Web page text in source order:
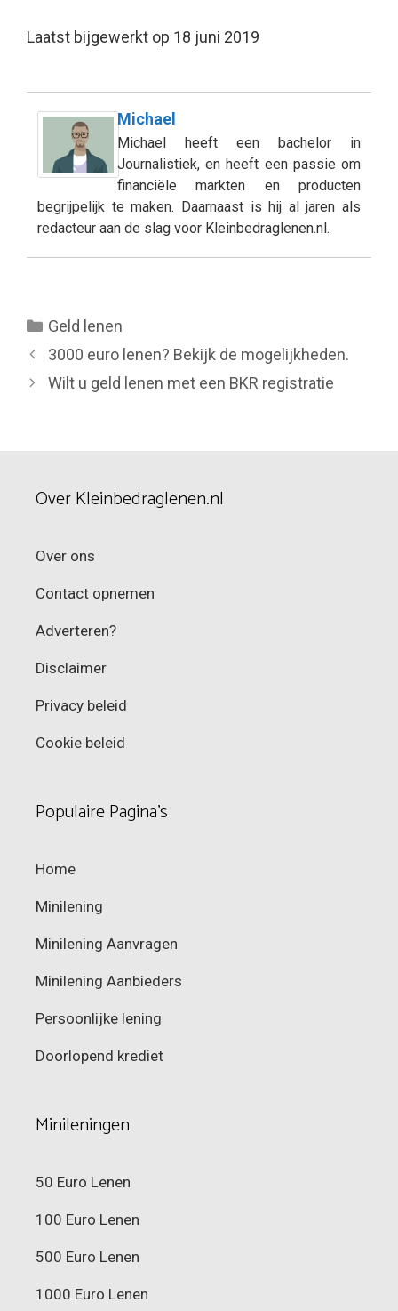
Laatst bijgewerkt op 18 juni 2019
Michael
Michael heeft een bachelor in
Journalistiek, en heeft een passie om
financiële markten en producten
begrijpelijk te maken. Daarnaast is hij al jaren als
redacteur aan de slag voor Kleinbedraglenen.nl.
Categorieën
Geld lenen
3000 euro lenen? Bekijk de mogelijkheden.
Wilt u geld lenen met een BKR registratie
Over Kleinbedraglenen.nl
Over ons
Contact opnemen
Adverteren?
Disclaimer
Privacy beleid
Cookie beleid
Populaire Pagina’s
Home
Minilening
Minilening Aanvragen
Minilening Aanbieders
Persoonlijke lening
Doorlopend krediet
Minileningen
50 Euro Lenen
100 Euro Lenen
500 Euro Lenen
1000 Euro Lenen